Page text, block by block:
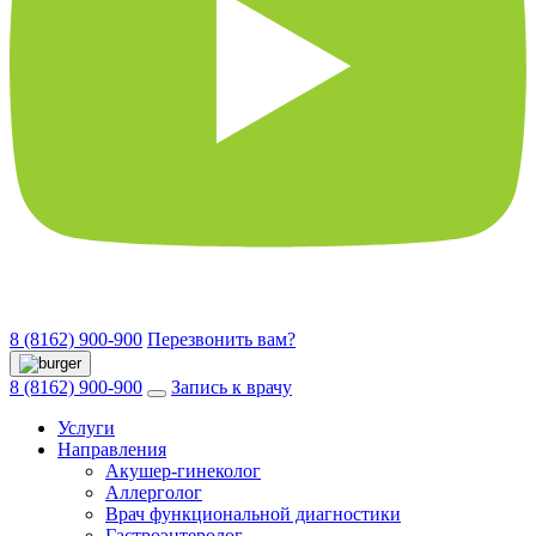
8 (8162) 900-900 Перезвонить вам?
8 (8162) 900-900
Запись к врачу
Услуги
Направления
Акушер-гинеколог
Аллерголог
Врач функциональной диагностики